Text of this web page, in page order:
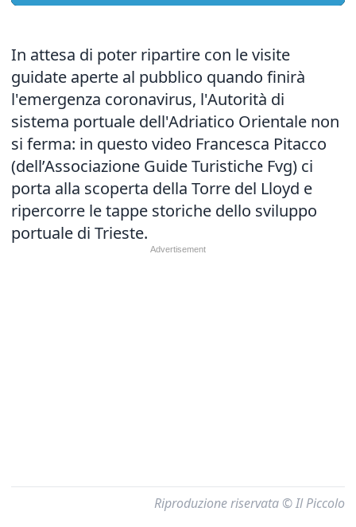
In attesa di poter ripartire con le visite
guidate aperte al pubblico quando finirà
l'emergenza coronavirus, l'Autorità di
sistema portuale dell'Adriatico Orientale non
si ferma: in questo video Francesca Pitacco
(dell’Associazione Guide Turistiche Fvg) ci
porta alla scoperta della Torre del Lloyd e
ripercorre le tappe storiche dello sviluppo
portuale di Trieste.
Riproduzione riservata © Il Piccolo